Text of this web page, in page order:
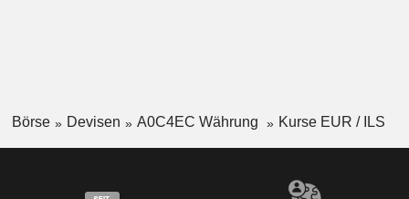
Börse Devisen A0C4EC Währung Kurse EUR / ILS